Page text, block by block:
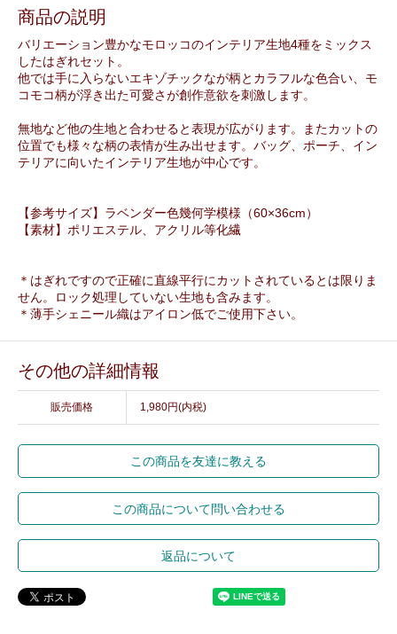
商品の説明
バリエーション豊かなモロッコのインテリア生地4種をミックス
したはぎれセット。
他では手に入らないエキゾチックなが柄とカラフルな色合い、モ
コモコ柄が浮き出た可愛さが創作意欲を刺激します。
無地など他の生地と合わせると表現が広がります。またカットの
位置でも様々な柄の表情が生み出せます。バッグ、ポーチ、イン
テリアに向いたインテリア生地が中心です。
【参考サイズ】ラベンダー色幾何学模様（60×36cm）
【素材】ポリエステル、アクリル等化繊
＊はぎれですので正確に直線平行にカットされているとは限りま
せん。ロック処理していない生地も含みます。
＊薄手シェニール織はアイロン低でご使用下さい。
その他の詳細情報
販売価格 1,980円(内税)
この商品を友達に教える
この商品について問い合わせる
返品について